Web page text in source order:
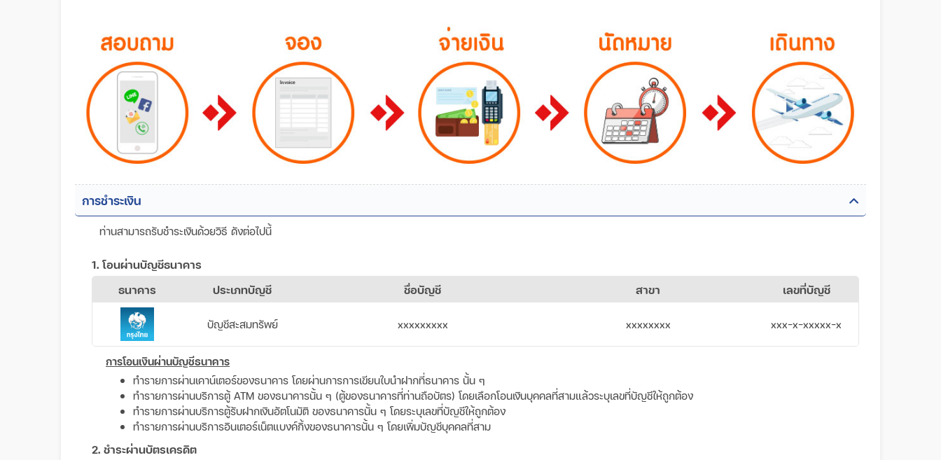
การชำระเงิน
ท่านสามารถรับชำระเงินด้วยวิธี ดังต่อไปนี้
1. โอนผ่านบัญชีธนาคาร
ธนาคาร
ประเภทบัญชี ชื่อบัญชี สาขา เลขที่บัญชี
บัญชีสะสมทรัพย์ xxxxxxxxx xxxxxxxx xxx-x-xxxxx-x
การโอนเงินผ่านบัญชีธนาคาร
ทำรายการผ่านเคาน์เตอร์ของธนาคาร โดยผ่านการการเขียนใบนำฝากที่ธนาคาร นั้น ๆ
ทำรายการผ่านบริการตู้ ATM ของธนาคารนั้น ๆ (ตู้ของธนาคารที่ท่านถือบัตร) โดยเลือกโอนเงินบุคคลที่สามแล้วระบุเลขที่บัญชีให้ถูกต้อง
ทำรายการผ่านบริการตู้รับฝากเงินอัตโนมัติ ของธนาคารนั้น ๆ โดยระบุเลขที่บัญชีให้ถูกต้อง
ทำรายการผ่านบริการอินเตอร์เน็ตแบงค์กิ้งของธนาคารนั้น ๆ โดยเพิ่มบัญชีบุคคลที่สาม
2. ชำระผ่านบัตรเครดิต